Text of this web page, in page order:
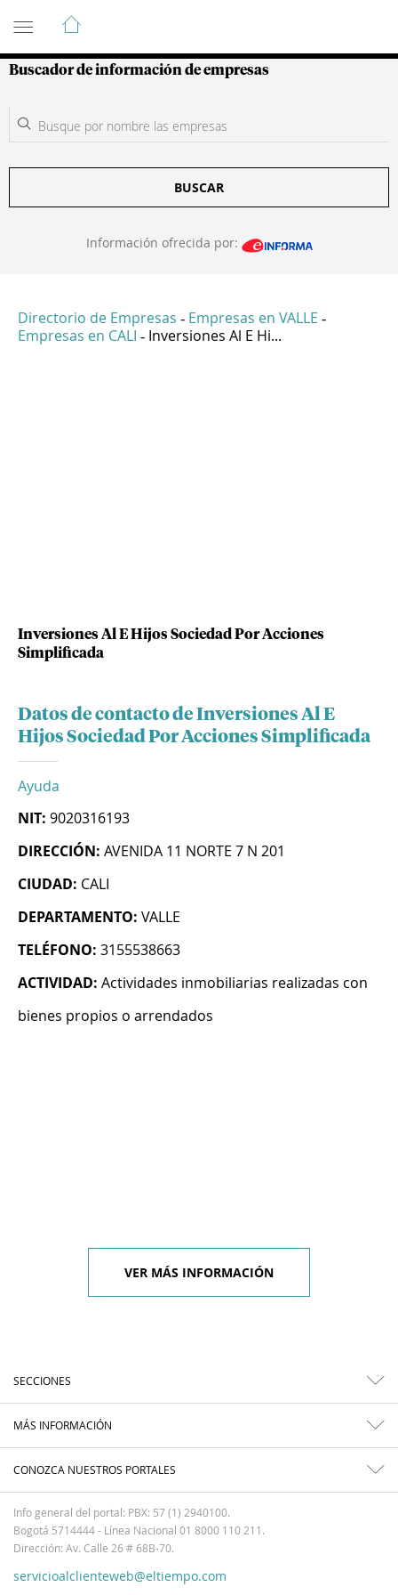
Guía de Empresas Colombianas
Buscador de información de empresas
BUSCAR
Información ofrecida por:
Directorio de Empresas - Empresas en VALLE -
Empresas en CALI - Inversiones Al E Hi...
Inversiones Al E Hijos Sociedad Por Acciones
Simplificada
Datos de contacto de Inversiones Al E
Hijos Sociedad Por Acciones Simplificada
Ayuda
NIT: 9020316193
DIRECCIÓN: AVENIDA 11 NORTE 7 N 201
CIUDAD: CALI
DEPARTAMENTO: VALLE
TELÉFONO: 3155538663
ACTIVIDAD: Actividades inmobiliarias realizadas con
bienes propios o arrendados
VER MÁS INFORMACIÓN
SECCIONES
MÁS INFORMACIÓN
CONOZCA NUESTROS PORTALES
Info general del portal: PBX: 57 (1) 2940100.
Bogotá 5714444 - Línea Nacional 01 8000 110 211.
Dirección: Av. Calle 26 # 68B-70.
servicioalclienteweb@eltiempo.com